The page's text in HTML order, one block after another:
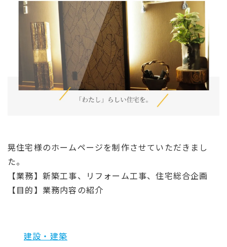
晃住宅様のホームページを制作させていただきまし
た。
【業務】新築工事、リフォーム工事、住宅総合企画
【目的】業務内容の紹介
建設・建築